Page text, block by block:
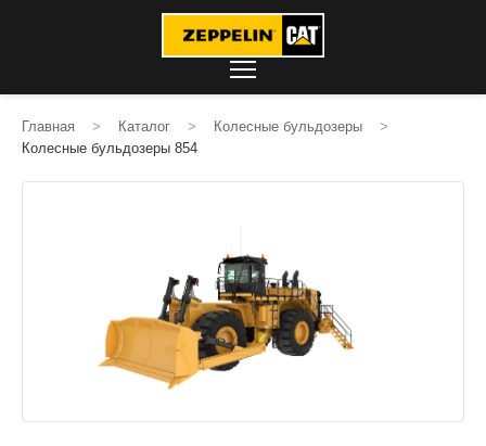
Главная > Каталог > Колесные бульдозеры
>
Колесные бульдозеры 854